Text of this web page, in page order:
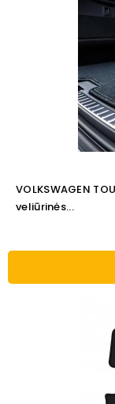
VOLKSWAGEN
veliūrinės...